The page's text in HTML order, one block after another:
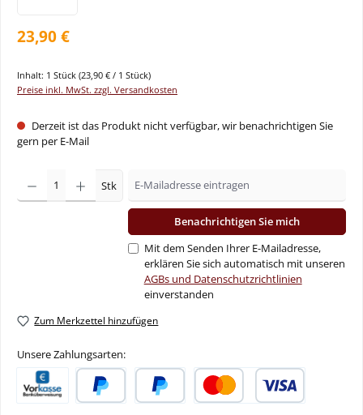
23,90 €
Inhalt: 1 Stück (23,90 € / 1 Stück)
Preise inkl. MwSt. zzgl. Versandkosten
Derzeit ist das Produkt nicht verfügbar, wir benachrichtigen Sie
gern per E-Mail
Stk
Benachrichtigen Sie mich
Mit dem Senden Ihrer E-Mailadresse,
erklären Sie sich automatisch mit unseren
AGBs und Datenschutzrichtlinien
einverstanden
Zum Merkzettel hinzufügen
Unsere Zahlungsarten: